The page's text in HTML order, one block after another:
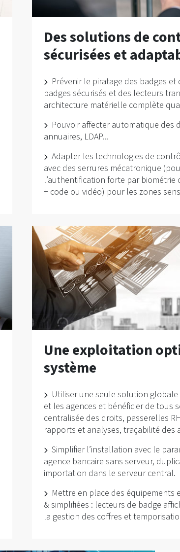
Des solutions de
sécurisées et
Prévenir le piratage des badges
badges sécurisés et des lecteurs
architecture matérielle complète
Pouvoir affecter automatique des
annuaires, LDAP...
Adapter les technologies de
avec des serrures mécatronique
l’authentification forte par
+ code ou vidéo) pour les zones
Une exploitation
système
Utiliser une seule solution
et les agences et bénéficier de tous
centralisée des droits, passerelles
rapports et analyses, traçabilité
Simplifier l’installation avec le
agence bancaire sans serveur,
importation dans le serveur central.
Mettre en place des équipements
& simplifiées : lecteurs de badge
la gestion des coffres et